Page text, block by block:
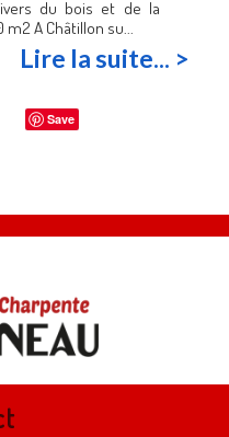
du bois et de la
A Châtillon su...
Lire la suite... >
Save